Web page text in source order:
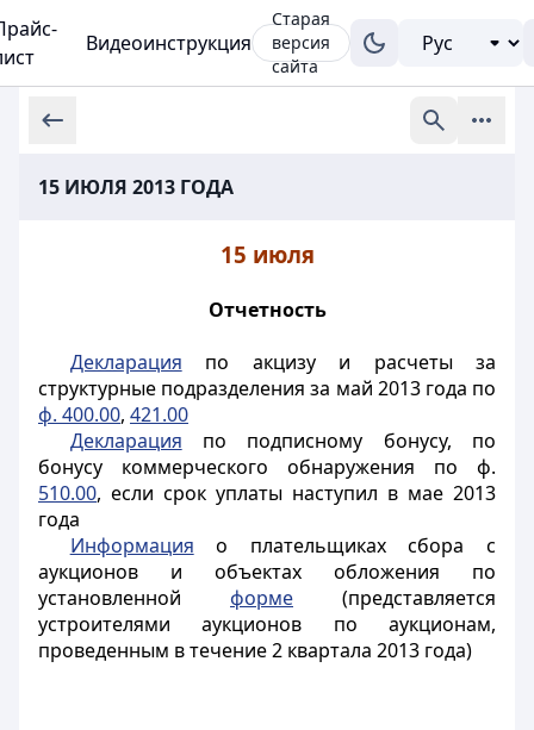
Видеоинструкция
Старая
версия
сайта
15 ИЮЛЯ 2013 ГОДА
15 июля
Отчетность
Декларация по акцизу и расчеты за
структурные подразделения за май 2013 года по
ф. 400.00, 421.00
Декларация по подписному бонусу, по
бонусу коммерческого обнаружения по ф.
510.00, если срок уплаты наступил в мае 2013
года
Информация о плательщиках сбора с
аукционов и объектах обложения по
установленной форме (представляется
устроителями аукционов по аукционам,
проведенным в течение 2 квартала 2013 года)